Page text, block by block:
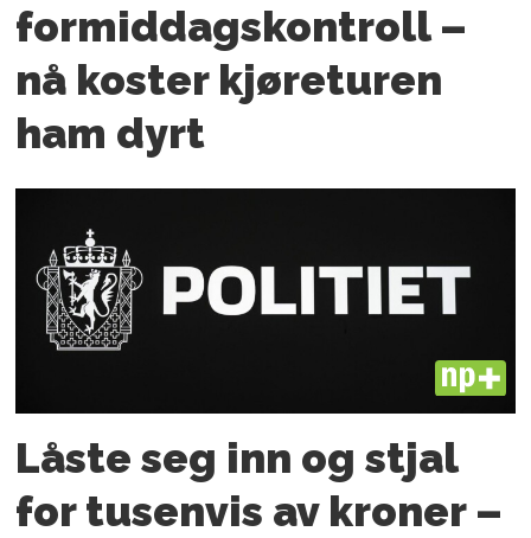
formiddagskontroll –
nå koster kjøreturen
ham dyrt
PLUS
Låste seg inn og stjal
for tusenvis av kroner –